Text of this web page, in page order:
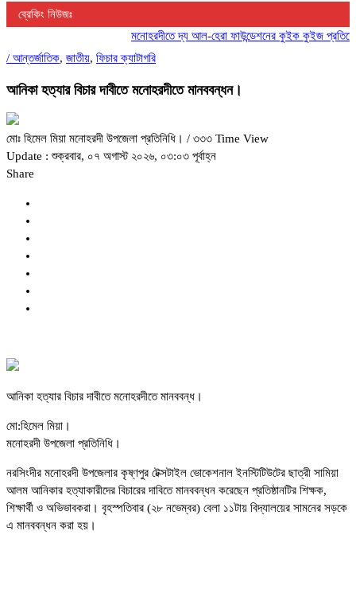
ব্রেকিং নিউজঃ
মনোহরদীতে দ্য আল-হেরা ফাউন্ডেশনের কুইক কুইজ
/ আন্তর্জাতিক, জাতীয়, ফিচার ক্যাটাগরি
আনিকা হত্যার বিচার দাবীতে মনোহরদীতে মানববন্ধন।
মোঃ হিমেল মিয়া মনোহরদী উপজেলা প্রতিনিধি। / ৩৩৩ Time View
Update : শুক্রবার, ০৭ অগাস্ট ২০২৬, ০৩:০৩ পূর্বাহ্ন
Share
আনিকা হত্যার বিচার দাবীতে মনোহরদীতে মানববন্ধ।
মো:হিমেল মিয়া।
মনোহরদী উপজেলা প্রতিনিধি।
নরসিংদীর মনোহরদী উপজেলার কৃষ্ণপুর টেক্সটাইল ভোকেশনাল ইনস্টিটিউটের ছাত্রী সামিয়া
আলম আনিকার হত্যাকারীদের বিচারের দাবিতে মানববন্ধন করেছেন প্রতিষ্ঠানটির শিক্ষক,
শিক্ষার্থী ও অভিভাবকরা। বৃহস্পতিবার (২৮ নভেম্বর) বেলা ১১টায় বিদ্যালয়ের সামনের সড়কে
এ মানববন্ধন করা হয়।